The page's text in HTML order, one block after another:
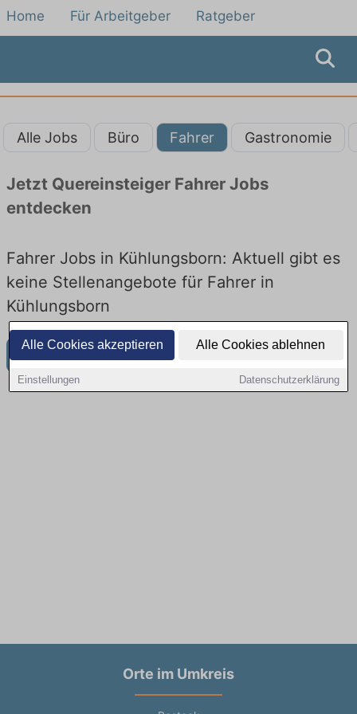
Alle Cookies akzeptieren Alle Cookies ablehnen
Einstellungen Datenschutzerklärung
Home Für Arbeitgeber Ratgeber
Alle Jobs Büro Fahrer Gastronomie
Jetzt Quereinsteiger Fahrer Jobs
entdecken
Fahrer Jobs in Kühlungsborn: Aktuell gibt es
keine Stellenangebote für Fahrer in
Kühlungsborn
Weitere Jobangebote in Kühlungsborn
Orte im Umkreis